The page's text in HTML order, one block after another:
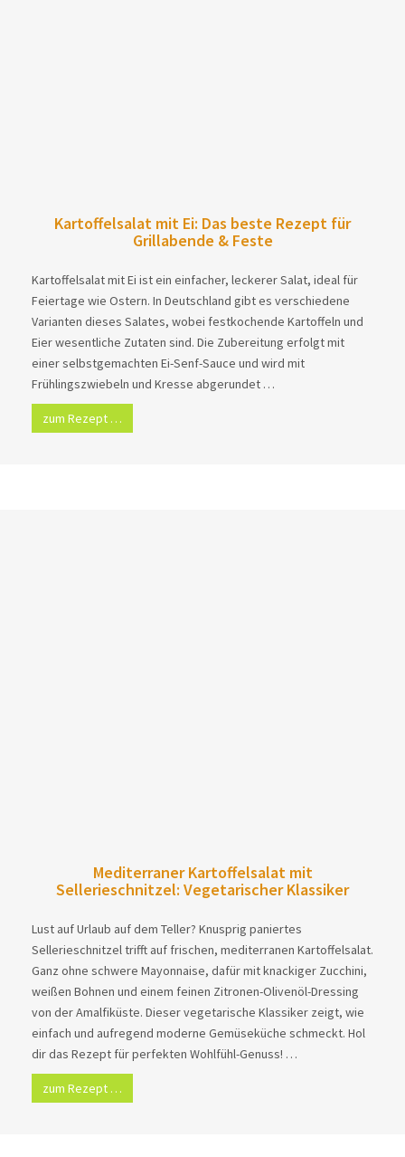
Kartoffelsalat mit Ei: Das beste Rezept für
Grillabende & Feste
Kartoffelsalat mit Ei ist ein einfacher, leckerer Salat, ideal für
Feiertage wie Ostern. In Deutschland gibt es verschiedene
Varianten dieses Salates, wobei festkochende Kartoffeln und
Eier wesentliche Zutaten sind. Die Zubereitung erfolgt mit
einer selbstgemachten Ei-Senf-Sauce und wird mit
Frühlingszwiebeln und Kresse abgerundet …
zum Rezept …
Mediterraner Kartoffelsalat mit
Sellerieschnitzel: Vegetarischer Klassiker
Lust auf Urlaub auf dem Teller? Knusprig paniertes
Sellerieschnitzel trifft auf frischen, mediterranen Kartoffelsalat.
Ganz ohne schwere Mayonnaise, dafür mit knackiger Zucchini,
weißen Bohnen und einem feinen Zitronen-Olivenöl-Dressing
von der Amalfiküste. Dieser vegetarische Klassiker zeigt, wie
einfach und aufregend moderne Gemüseküche schmeckt. Hol
dir das Rezept für perfekten Wohlfühl-Genuss! …
zum Rezept …